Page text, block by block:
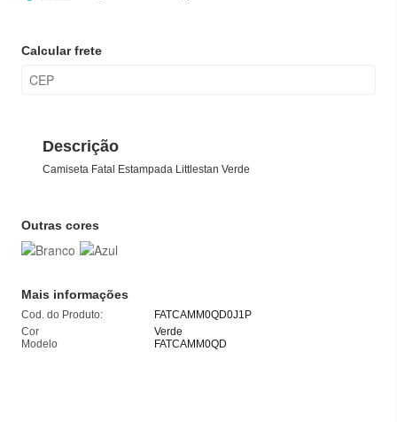
Calcular frete
Descrição
Camiseta Fatal Estampada Littlestan Verde
Outras cores
Mais informações
Cod. do Produto:
FATCAMM0QD0J1P
Cor
Verde
Modelo
FATCAMM0QD